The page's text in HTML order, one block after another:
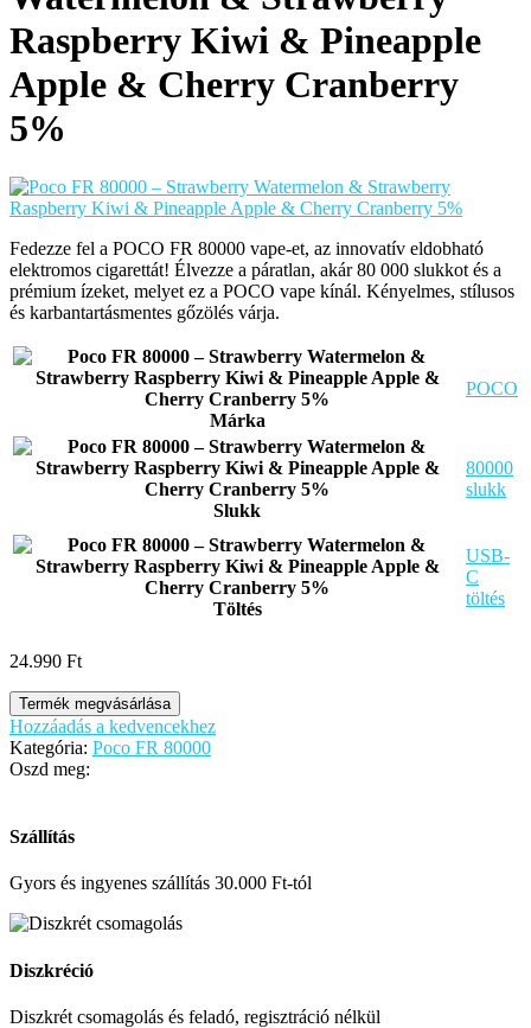
Raspberry Kiwi & Pineapple
Apple & Cherry Cranberry
5%
Fedezze fel a POCO FR 80000 vape-et, az innovatív eldobható
elektromos cigarettát! Élvezze a páratlan, akár 80 000 slukkot és a
prémium ízeket, melyet ez a POCO vape kínál. Kényelmes, stílusos
és karbantartásmentes gőzölés várja.
Márka
POCO
Slukk
80000
slukk
Töltés
USB-
C
töltés
24.990 Ft
Termék megvásárlása
Hozzáadás a kedvencekhez
Kategória: Poco FR 80000
Oszd meg:
Szállítás
Gyors és ingyenes szállítás 30.000 Ft-tól
Diszkréció
Diszkrét csomagolás és feladó, regisztráció nélkül